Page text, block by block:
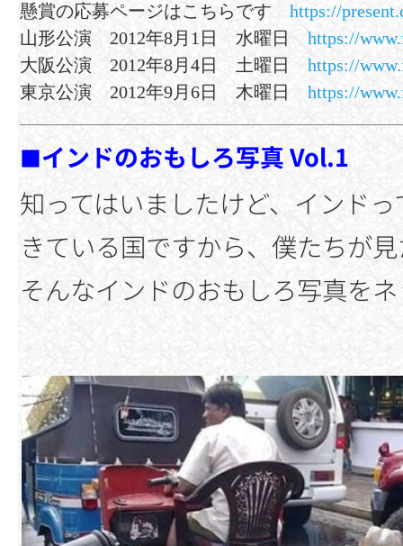
懸賞の応募ページはこちらです https://
山形公演 2012年8月1日 水曜日 https://
大阪公演 2012年8月4日 土曜日 https://
東京公演 2012年9月6日 木曜日 https://
■インドのおもしろ写真 Vol.1
知ってはいましたけど、インド
きている国ですから、僕たちが
そんなインドのおもしろ写真を